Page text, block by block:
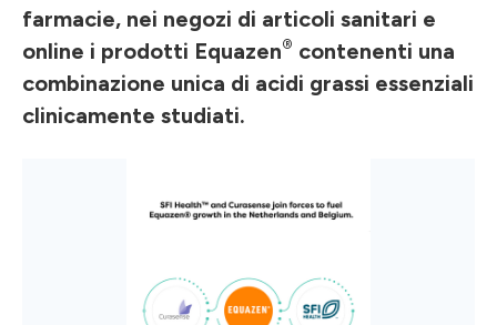
farmacie, nei negozi di articoli sanitari e
online i prodotti Equazen® contenenti una
combinazione unica di acidi grassi essenziali
clinicamente studiati.